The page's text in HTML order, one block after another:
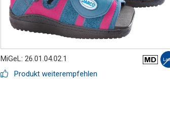
MiGeL: 26.01.04.02.1
Produkt weiterempfehlen